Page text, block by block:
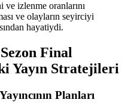
izlenme oranlarını
ve olayların seyirciyi
hayatiydi.
Final
Yayın Stratejileri
Planları